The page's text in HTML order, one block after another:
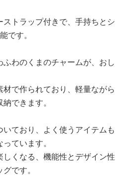
トラップ付きで、手持ちとシ
です。
わのくまのチャームが、おし
で作られており、軽量ながら
できます。
ており、よく使うアイテムも
ています。
くなる、機能性とデザイン性
です。